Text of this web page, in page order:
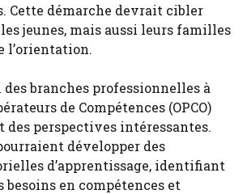
Cette démarche devrait cibler
jeunes, mais aussi leurs familles
l’orientation.
branches professionnelles à
de Compétences (OPCO)
des perspectives intéressantes.
développer des
d’apprentissage, identifiant
besoins en compétences et